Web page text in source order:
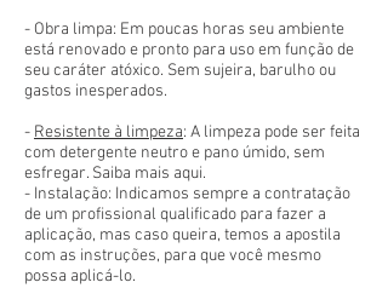
- Obra limpa: Em poucas horas seu ambiente
está renovado e pronto para uso em função de
seu caráter atóxico. Sem sujeira, barulho ou
gastos inesperados.
- Resistente à limpeza: A limpeza pode ser feita
com detergente neutro e pano úmido, sem
esfregar. Saiba mais aqui.
- Instalação: Indicamos sempre a contratação
de um profissional qualificado para fazer a
aplicação, mas caso queira, temos a apostila
com as instruções, para que você mesmo
possa aplicá-lo.